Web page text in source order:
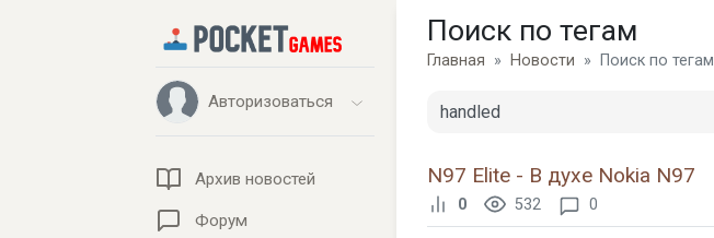
Авторизоваться
Архив новостей
Форум
Поиск по тегам
Главная Новости Поиск по тегам
N97 Elite - В духе Nokia N97
0 532 0